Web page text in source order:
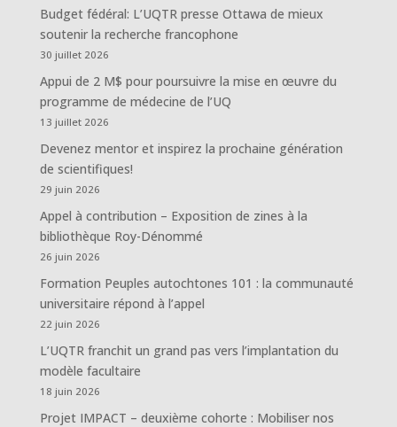
Budget fédéral: L’UQTR presse Ottawa de mieux
soutenir la recherche francophone
30 juillet 2026
Appui de 2 M$ pour poursuivre la mise en œuvre du
programme de médecine de l’UQ
13 juillet 2026
Devenez mentor et inspirez la prochaine génération
de scientifiques!
29 juin 2026
Appel à contribution – Exposition de zines à la
bibliothèque Roy-Dénommé
26 juin 2026
Formation Peuples autochtones 101 : la communauté
universitaire répond à l’appel
22 juin 2026
L’UQTR franchit un grand pas vers l’implantation du
modèle facultaire
18 juin 2026
Projet IMPACT – deuxième cohorte : Mobiliser nos